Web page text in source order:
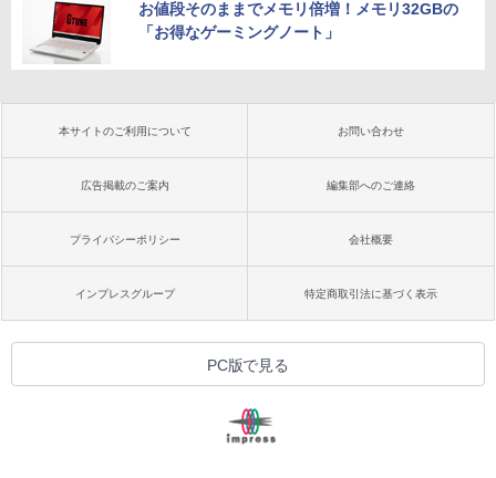
お値段そのままでメモリ倍増！メモリ32GBの
「お得なゲーミングノート」
本サイトのご利用について お問い合わせ
広告掲載のご案内 編集部へのご連絡
プライバシーポリシー 会社概要
インプレスグループ 特定商取引法に基づく表示
PC版で見る